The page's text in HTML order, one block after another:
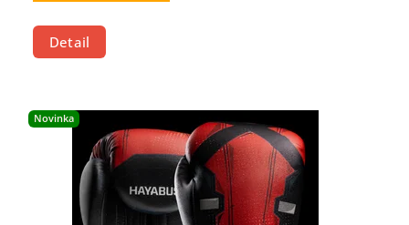
Detail
Novinka